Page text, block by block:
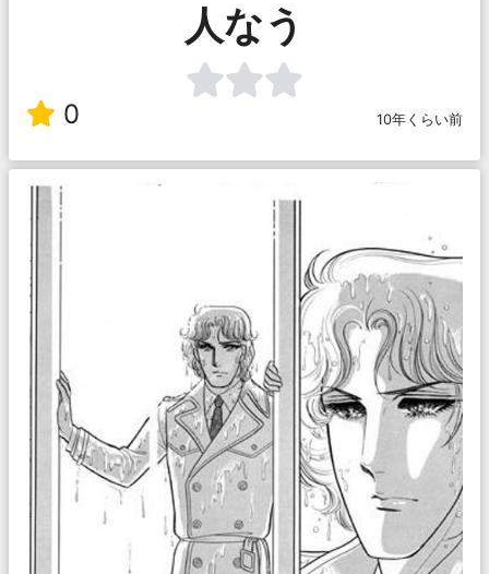
人なう
0 10年くらい前